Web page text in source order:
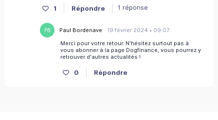
1 Répondre 1 réponse
PB Paul Bordenave
19 février 2024 • 09:07
Merci pour votre retour. N'hésitez surtout pas à
vous abonner à la page Dogfinance, vous pourrez y
retrouver d'autres actualités !
0 Répondre